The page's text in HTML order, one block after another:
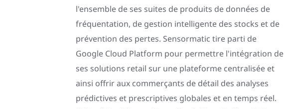
l'ensemble de ses suites de produits de données de
fréquentation, de gestion intelligente des stocks et de
prévention des pertes. Sensormatic tire parti de
Google Cloud Platform pour permettre l'intégration de
ses solutions retail sur une plateforme centralisée et
ainsi offrir aux commerçants de détail des analyses
prédictives et prescriptives globales et en temps réel.